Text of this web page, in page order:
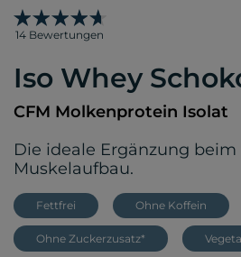
14 Bewertungen
Iso Whey
CFM Molkenprotein Isolat
Die ideale Ergänzung beim
Muskelaufbau.
Fettfrei Ohne Koffein
Ohne Zuckerzusatz*